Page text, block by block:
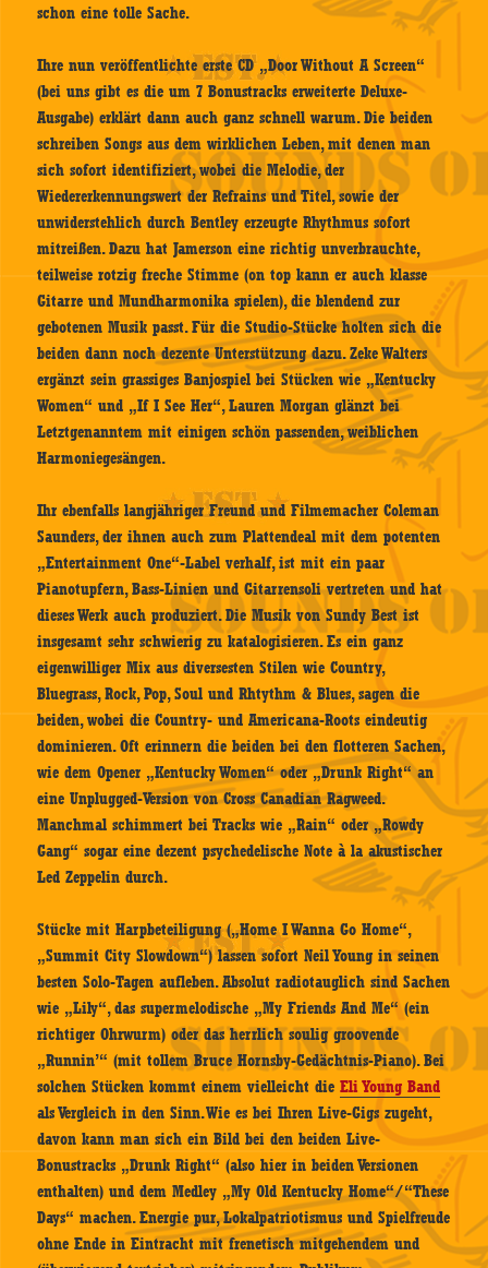
schon eine tolle Sache.
Ihre nun veröffentlichte erste CD „Door Without A Screen“
(bei uns gibt es die um 7 Bonustracks erweiterte Deluxe-
Ausgabe) erklärt dann auch ganz schnell warum. Die beiden
schreiben Songs aus dem wirklichen Leben, mit denen man
sich sofort identifiziert, wobei die Melodie, der
Wiedererkennungswert der Refrains und Titel, sowie der
unwiderstehlich durch Bentley erzeugte Rhythmus sofort
mitreißen. Dazu hat Jamerson eine richtig unverbrauchte,
teilweise rotzig freche Stimme (on top kann er auch klasse
Gitarre und Mundharmonika spielen), die blendend zur
gebotenen Musik passt. Für die Studio-Stücke holten sich die
beiden dann noch dezente Unterstützung dazu. Zeke Walters
ergänzt sein grassiges Banjospiel bei Stücken wie „Kentucky
Women“ und „If I See Her“, Lauren Morgan glänzt bei
Letztgenanntem mit einigen schön passenden, weiblichen
Harmoniegesängen.
Ihr ebenfalls langjähriger Freund und Filmemacher Coleman
Saunders, der ihnen auch zum Plattendeal mit dem potenten
„Entertainment One“-Label verhalf, ist mit ein paar
Pianotupfern, Bass-Linien und Gitarrensoli vertreten und hat
dieses Werk auch produziert. Die Musik von Sundy Best ist
insgesamt sehr schwierig zu katalogisieren. Es ein ganz
eigenwilliger Mix aus diversesten Stilen wie Country,
Bluegrass, Rock, Pop, Soul und Rhtythm & Blues, sagen die
beiden, wobei die Country- und Americana-Roots eindeutig
dominieren. Oft erinnern die beiden bei den flotteren Sachen,
wie dem Opener „Kentucky Women“ oder „Drunk Right“ an
eine Unplugged-Version von Cross Canadian Ragweed.
Manchmal schimmert bei Tracks wie „Rain“ oder „Rowdy
Gang“ sogar eine dezent psychedelische Note à la akustischer
Led Zeppelin durch.
Stücke mit Harpbeteiligung („Home I Wanna Go Home“,
„Summit City Slowdown“) lassen sofort Neil Young in seinen
besten Solo-Tagen aufleben. Absolut radiotauglich sind Sachen
wie „Lily“, das supermelodische „My Friends And Me“ (ein
richtiger Ohrwurm) oder das herrlich soulig groovende
„Runnin’“ (mit tollem Bruce Hornsby-Gedächtnis-Piano). Bei
solchen Stücken kommt einem vielleicht dieEli Young Band
als Vergleich in den Sinn. Wie es bei Ihren Live-Gigs zugeht,
davon kann man sich ein Bild bei den beiden Live-
Bonustracks „Drunk Right“ (also hier in beiden Versionen
enthalten) und dem Medley „My Old Kentucky Home“/“These
Days“ machen. Energie pur, Lokalpatriotismus und Spielfreude
ohne Ende in Eintracht mit frenetisch mitgehendem und